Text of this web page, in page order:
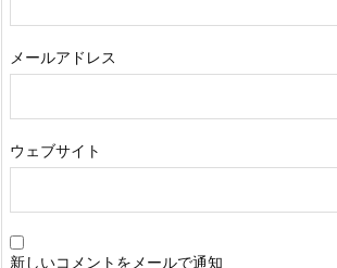
メールアドレス
ウェブサイト
新しいコメントをメールで通知